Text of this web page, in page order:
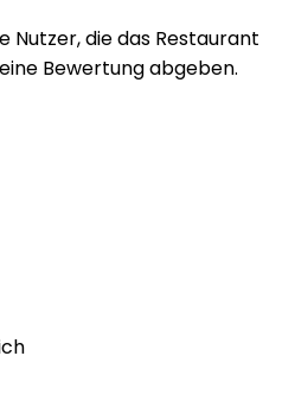
Nutzer, die das Restaurant
Bewertung abgeben.